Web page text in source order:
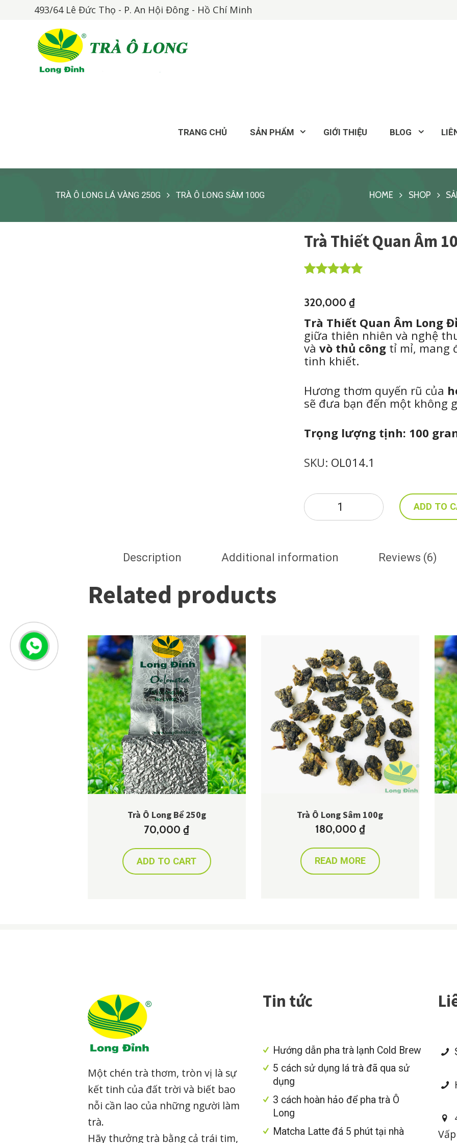
493/64 Lê Đức Thọ - P. An Hội Đông - Hồ Chí Minh
TRANG CHỦ SẢN PHẨM GIỚI THIỆU BLOG
TRÀ Ô LONG LÁ VÀNG 250G TRÀ Ô LONG SÂM 100G HOME SHOP
Trà Thiết Quan Âm
out of 5
based on
customer
rating
320,000 ₫
Trà Thiết Quan Âm Long
giữa thiên nhiên và nghệ
và vò thủ công tỉ mỉ, mang
tinh khiết.
Hương thơm quyến rũ của
sẽ đưa bạn đến một không
Trọng lượng tịnh: 100
Trà
Thiết
Quan
100g
quantity
ADD TO
SKU: OL014.1
Description Additional information Reviews (6)
Related products
Trà Ô Long Bể 250g
70,000₫
ADD TO CART
Trà Ô Long Sâm 100g
180,000 ₫
READ MORE
Một chén trà thơm, tròn vị là sự
kết tinh của đất trời và biết bao
nỗi cần lao của những người làm
trà.
Hãy thưởng trà bằng cả trái tim,
Tin tức
Hướng dẫn pha trà lạnh Cold Brew
5 cách sử dụng lá trà đã qua sử
dụng
3 cách hoàn hảo để pha trà Ô
Long
Matcha Latte đá 5 phút tại nhà